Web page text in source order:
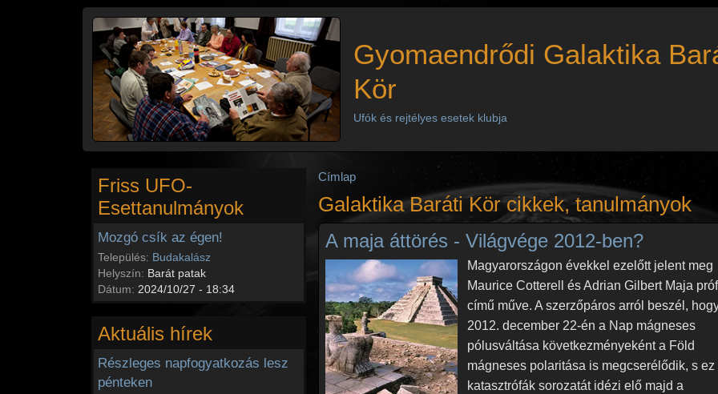
Ugrás a tartalomra
Gyomaendrődi Galaktika
Kör
Ufók és rejtélyes esetek klubja
Címlap
Galaktika Baráti Kör cikkek, tanulmányok
A maja áttörés - Világvége 2012-ben?
Magyarországon évekkel ezelőtt jelent meg
Maurice Cotterell és Adrian Gilbert Maja
című műve. A szerzőpáros arról beszél,
2012. december 22-én a Nap mágneses
pólusváltása következményeként a Föld
mágneses polaritása is megcserélődik, s ez
katasztrófák sorozatát idézi elő majd a
Friss UFO-
Esettanulmányok
Mozgó csík az égen!
Település: Budakalász
Helyszín: Barát patak
Dátum: 2024/10/27 - 18:34
Aktuális hírek
Részleges napfogyatkozás lesz
pénteken